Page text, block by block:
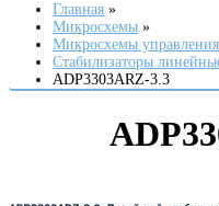
Главная
Микросхемы
Микросхемы
Стабилизаторы
ADP3303ARZ-3.3